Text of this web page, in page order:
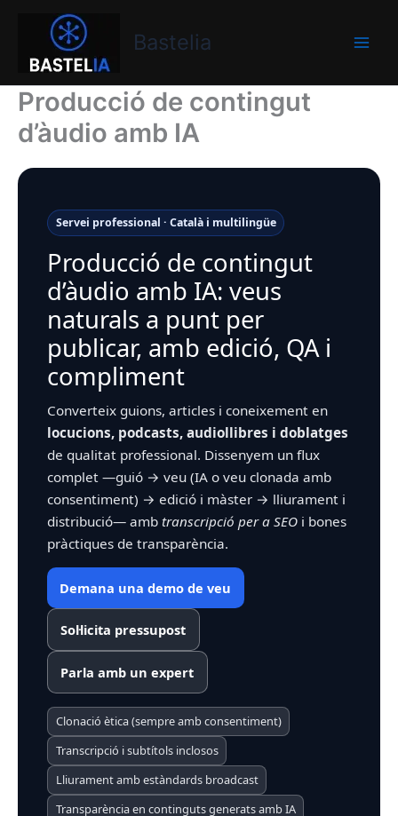
contingut
Bastelia
Bastelia
Producció de contingut
d’àudio amb IA
Servei professional · Català i multilingüe
Producció de contingut
d’àudio amb IA: veus
naturals a punt per
publicar, amb edició, QA i
compliment
Converteix guions, articles i coneixement en
locucions, podcasts, audiollibres i doblatges
de qualitat professional. Dissenyem un flux
complet —guió → veu (IA o veu clonada amb
consentiment) → edició i màster → lliurament i
distribució— amb transcripció per a SEOi bones
pràctiques de transparència.
Demana una demo de veu
Sol·licita pressupost
Parla amb un expert
Clonació ètica (sempre amb consentiment)
Transcripció i subtítols inclosos
Lliurament amb estàndards broadcast
Transparència en continguts generats amb IA